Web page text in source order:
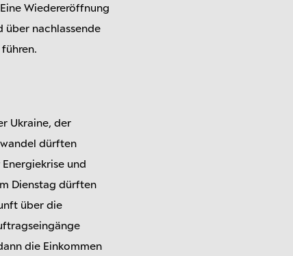
Wiedereröffnung
über nachlassende
Ukraine, der
dürften
und
Dienstag dürften
über die
die Einkommen